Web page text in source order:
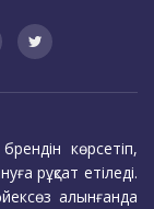
көрсетіп,
рұқсат етіледі.
алынғанда